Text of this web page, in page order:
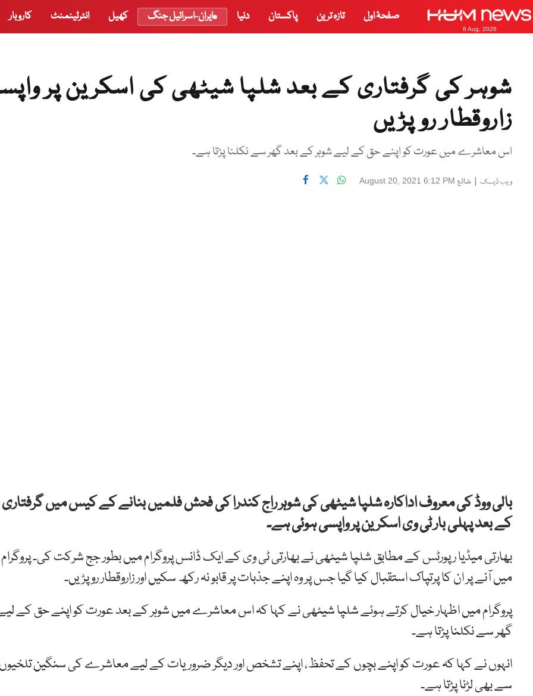
6 Aug, 2026
صفحۂ اول تازہ ترین پاکستان دنیا ایران-اسرائیل جنگ کھیل انٹرٹینمنٹ کاروبار
شوہر کی گرفتاری کے بعد شلپا شیٹھی کی اسکرین پر
زاروقطار رو پڑیں
اس معاشرے میں عورت کو اپنے حق کے لیے شوہر کے بعد گھر سے نکلنا پڑتا ہے۔
ویب ڈیسک | شائع August 20, 2021 6:12 PM
بالی ووڈ کی معروف اداکارہ شلپا شیٹھی کی شوہر راج کندرا کی فحش فلمیں بنانے کے کیس میں گرفتاری
کے بعد پہلی بار ٹی وی اسکرین پر واپسی ہوئی ہے۔
بھارتی میڈیا رپورٹس کے مطابق شلپا شیٹھی نے بھارتی ٹی وی کے ایک ڈانس پروگرام میں بطور جج شرکت کی۔ پروگرام
میں آنے پر ان کا پرتپاک استقبال کیا گیا جس پر وہ اپنے جذبات پر قابو نہ رکھ سکیں اور زاروقطار رو پڑیں۔
پروگرام میں اظہار خیال کرتے ہوئے شلپا شیٹھی نے کہا کہ اس معاشرے میں شوہر کے بعد عورت کو اپنے حق کے
گھر سے نکلنا پڑتا ہے۔
انہوں نے کہا کہ عورت کو اپنے بچوں کے تحفظ، اپنے تشخص اور دیگر ضروریات کے لیے معاشرے کی سنگین
سے بھی لڑنا پڑتا ہے۔